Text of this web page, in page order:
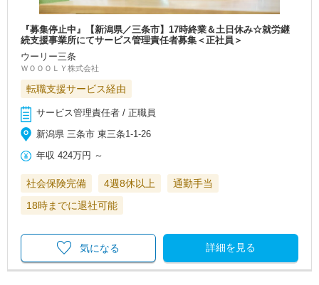
『募集停止中』【新潟県／三条市】17時終業＆土日休み☆就労継
続支援事業所にてサービス管理責任者募集＜正社員＞
ウーリー三条
ＷＯＯＯＬＹ株式会社
転職支援サービス経由
サービス管理責任者 / 正職員
新潟県 三条市 東三条1-1-26
年収 424万円 ～
社会保険完備 4週8休以上
通勤手当
18時までに退社可能
詳細を見る
気になる